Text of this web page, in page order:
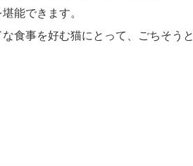
能できます。
食事を好む猫にとって、ごちそうと